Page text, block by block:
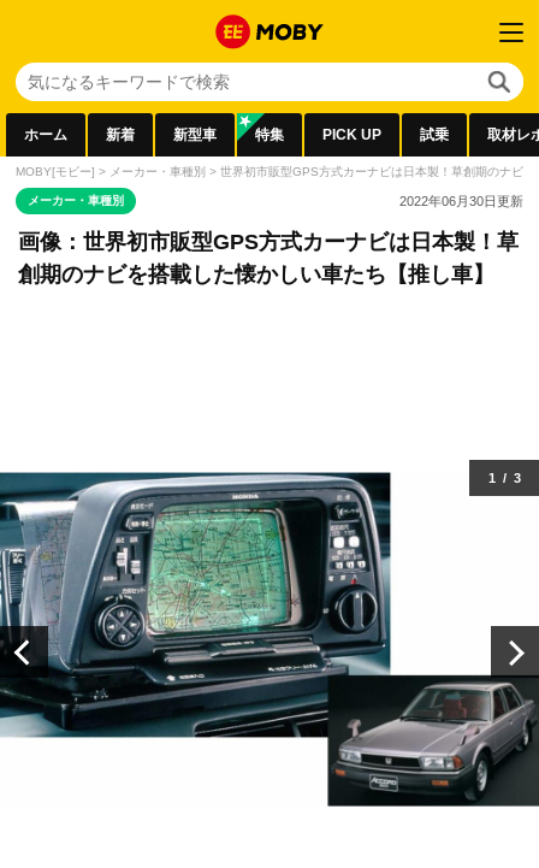
ホーム 新着 新型車 特集 PICK UP 試乗 取材レ
MOBY[モビー] > メーカー・車種別 > 世界初市販型GPS方式カーナビは日本製！草創期のナビ
メーカー・車種別 2022年06月30日更新
画像：世界初市販型GPS方式カーナビは日本製！草
創期のナビを搭載した懐かしい車たち【推し車】
1 / 3